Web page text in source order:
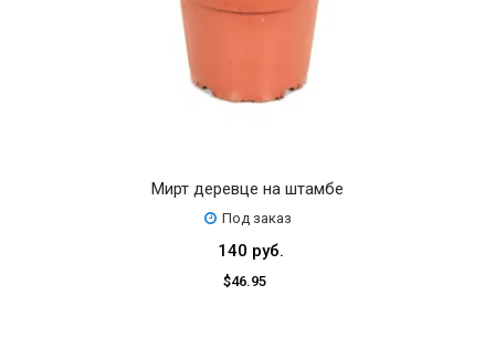
Мирт деревце на штамбе
Под заказ
140 руб.
$46.95